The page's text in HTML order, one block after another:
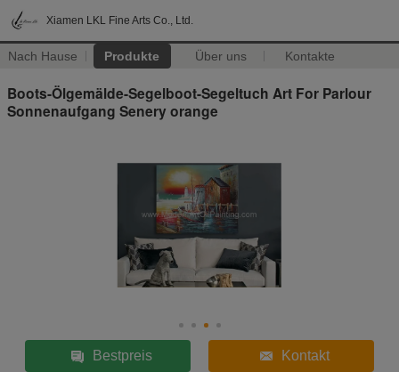
Xiamen LKL Fine Arts Co., Ltd.
Nach Hause Produkte Über uns Kontakte
Boots-Ölgemälde-Segelboot-Segeltuch Art For Parlour
Sonnenaufgang Senery orange
Bestpreis Kontakt